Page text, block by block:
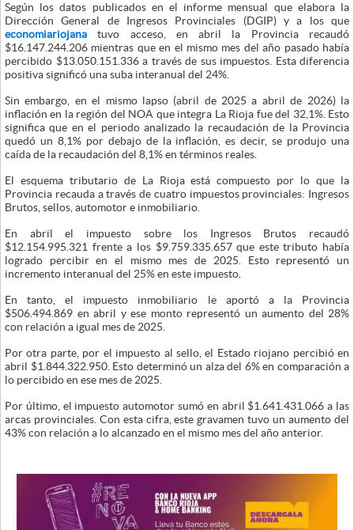
Según los datos publicados en el informe mensual que elabora la
Dirección General de Ingresos Provinciales (DGIP) y a los que
economiariojana tuvo acceso, en abril la Provincia recaudó
$16.147.244.206 mientras que en el mismo mes del año pasado había
percibido $13.050.151.336 a través de sus impuestos. Esta diferencia
positiva significó una suba interanual del 24%.
Sin embargo, en el mismo lapso (abril de 2025 a abril de 2026) la
inflación en la región del NOA que integra La Rioja fue del 32,1%. Esto
significa que en el periodo analizado la recaudación de la Provincia
quedó un 8,1% por debajo de la inflación, es decir, se produjo una
caída de la recaudación del 8,1% en términos reales.
El esquema tributario de La Rioja está compuesto por lo que la
Provincia recauda a través de cuatro impuestos provinciales: Ingresos
Brutos, sellos, automotor e inmobiliario.
En abril el impuesto sobre los Ingresos Brutos recaudó
$12.154.995.321 frente a los $9.759.335.657 que este tributo había
logrado percibir en el mismo mes de 2025. Esto representó un
incremento interanual del 25% en este impuesto.
En tanto, el impuesto inmobiliario le aportó a la Provincia
$506.494.869 en abril y ese monto representó un aumento del 28%
con relación a igual mes de 2025.
Por otra parte, por el impuesto al sello, el Estado riojano percibió en
abril $1.844.322.950. Esto determinó un alza del 6% en comparación a
lo percibido en ese mes de 2025.
Por último, el impuesto automotor sumó en abril $1.641.431.066 a las
arcas provinciales. Con esta cifra, este gravamen tuvo un aumento del
43% con relación a lo alcanzado en el mismo mes del año anterior.